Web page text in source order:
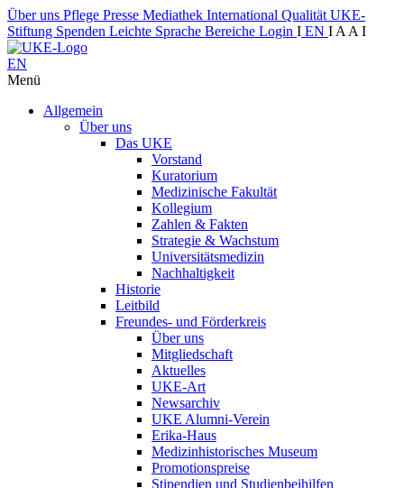
Über uns Pflege Presse Mediathek International Qualität UKE-
Stiftung Spenden Leichte Sprache Bereiche Login I EN I A A I
EN
Menü
Allgemein
Über uns
Das UKE
Vorstand
Kuratorium
Medizinische Fakultät
Kollegium
Zahlen & Fakten
Strategie & Wachstum
Universitätsmedizin
Nachhaltigkeit
Historie
Leitbild
Freundes- und Förderkreis
Über uns
Mitgliedschaft
Aktuelles
UKE-Art
Newsarchiv
UKE Alumni-Verein
Erika-Haus
Medizinhistorisches Museum
Promotionspreise
Stipendien und Studienbeihilfen